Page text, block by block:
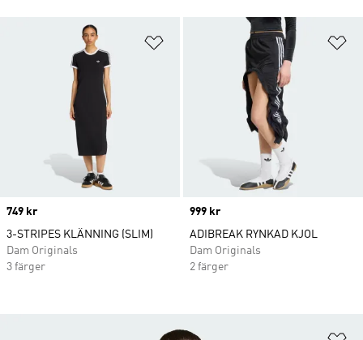
Lägg till på önskelistan
Price
749 kr
3-STRIPES KLÄNNING (SLIM)
Dam Originals
3 färger
Price
999 kr
ADIBREAK RYNKAD KJOL
Dam Originals
2 färger